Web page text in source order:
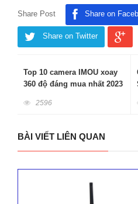
Share Post Share on
Share on Twitter
Top 10 camera IMOU xoay
360 độ đáng mua nhất 2023
2596
BÀI VIẾT LIÊN QUAN